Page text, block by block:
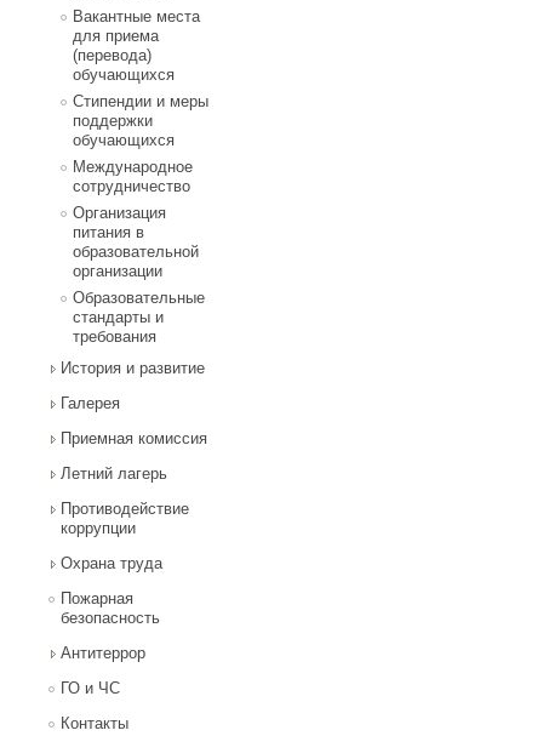
Вакантные места
для приема
(перевода)
обучающихся
Стипендии и меры
поддержки
обучающихся
Международное
сотрудничество
Организация
питания в
образовательной
организации
Образовательные
стандарты и
требования
История и развитие
Галерея
Приемная комиссия
Летний лагерь
Противодействие
коррупции
Охрана труда
Пожарная
безопасность
Антитеррор
ГО и ЧС
Контакты